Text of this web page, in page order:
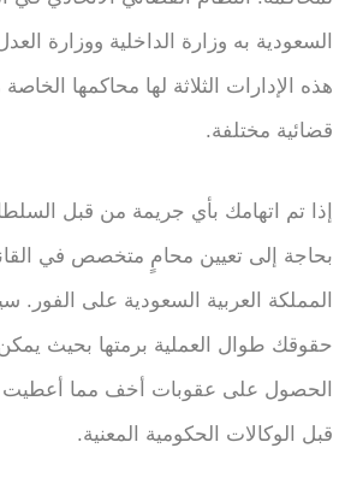
السعودية به وزارة الداخلية ووزارة
هذه الإدارات الثلاثة لها محاكمها
قضائية مختلفة.
إذا تم اتهامك بأي جريمة من قبل
بحاجة إلى تعيين محامٍ متخصص في
المملكة العربية السعودية على
حقوقك طوال العملية برمتها بحيث يمكن
الحصول على عقوبات أخف مما أعطيت
قبل الوكالات الحكومية المعنية.